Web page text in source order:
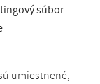
súbor
umiestnené,